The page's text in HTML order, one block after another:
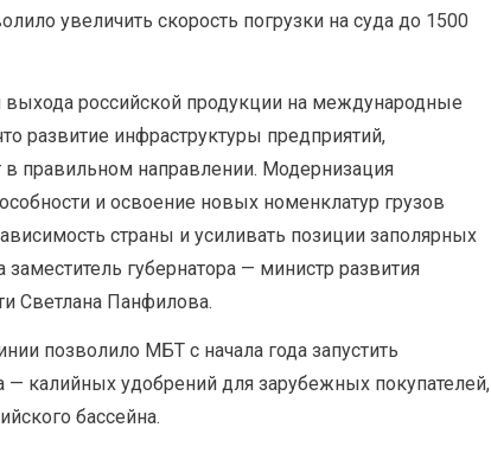
увеличить скорость погрузки на суда до 1500
российской продукции на международные
развитие инфраструктуры предприятий,
правильном направлении. Модернизация
и освоение новых номенклатур грузов
страны и усиливать позиции заполярных
губернатора — министр развития
Светлана Панфилова.
позволило МБТ с начала года запустить
— калийных удобрений для зарубежных покупателей,
бассейна.